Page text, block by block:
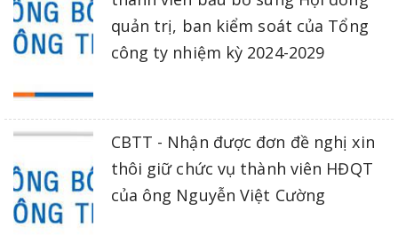
quản trị, ban kiểm soát của Tổng
công ty nhiệm kỳ 2024-2029
CBTT - Nhận được đơn đề nghị xin
thôi giữ chức vụ thành viên HĐQT
của ông Nguyễn Việt Cường